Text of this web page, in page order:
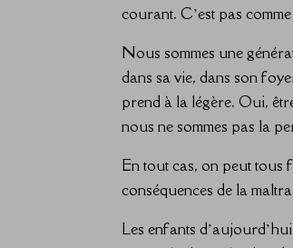
courant. C’est pas
Nous sommes une
dans sa vie, dans son
prend à la légère. Oui,
nous ne sommes pas la
En tout cas, on peut tous
conséquences de la
Les enfants